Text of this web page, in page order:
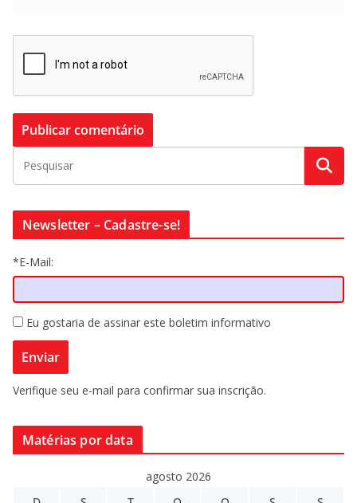
Newsletter – Cadastre-se!
*E-Mail:
Eu gostaria de assinar este boletim informativo
Verifique seu e-mail para confirmar sua inscrição.
Matérias por data
agosto 2026